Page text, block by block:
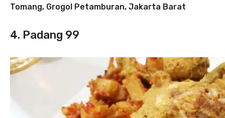
Tomang, Grogol Petamburan, Jakarta Barat
4. Padang 99